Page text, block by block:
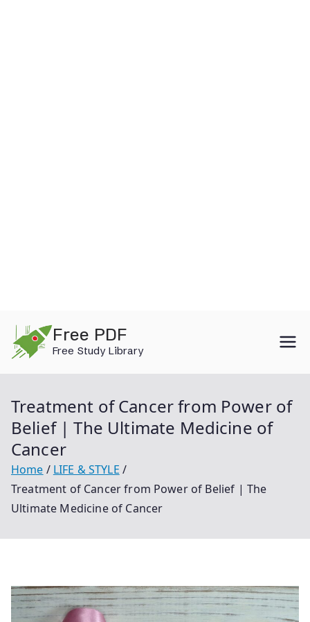
content
Free PDF
Free Study Library
Treatment of Cancer from Power of
Belief | The Ultimate Medicine of
Cancer
Home
LIFE & STYLE
Treatment of Cancer from Power of Belief | The
Ultimate Medicine of Cancer